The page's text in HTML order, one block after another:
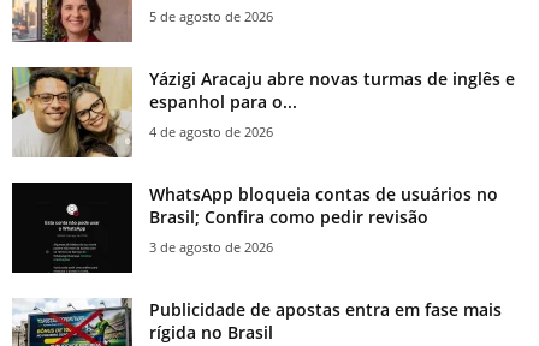
5 de agosto de 2026
Yázigi Aracaju abre novas turmas de inglês e
espanhol para o...
4 de agosto de 2026
WhatsApp bloqueia contas de usuários no
Brasil; Confira como pedir revisão
3 de agosto de 2026
Publicidade de apostas entra em fase mais
rígida no Brasil